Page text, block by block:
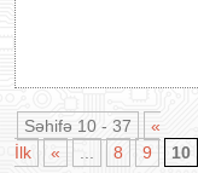
Səhifə 10 - 37
«
İlk
« 8 9 10